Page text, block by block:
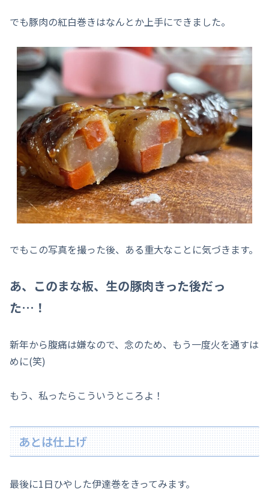
でも豚肉の紅白巻きはなんとか上手にできました。
でもこの写真を撮った後、ある重大なことに気づきます。
あ、このまな板、生の豚肉きった後だっ
た…！
新年から腹痛は嫌なので、念のため、もう一度火を通すは
めに(笑)
もう、私ったらこういうところよ！
あとは仕上げ
最後に1日ひやした伊達巻をきってみます。